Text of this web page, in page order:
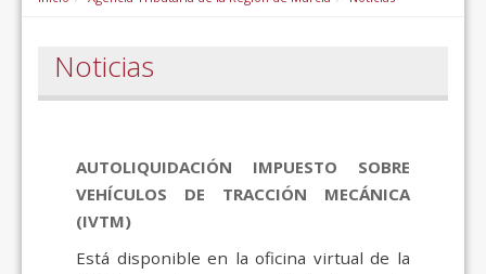
Noticias
AUTOLIQUIDACIÓN IMPUESTO SOBRE
VEHÍCULOS DE TRACCIÓN MECÁNICA
(IVTM)
Está disponible en la oficina virtual de la